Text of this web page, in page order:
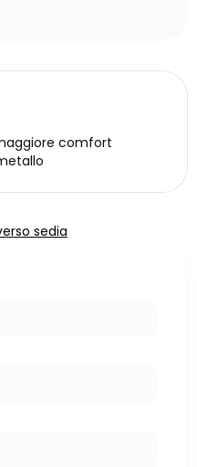
comfort
sedia